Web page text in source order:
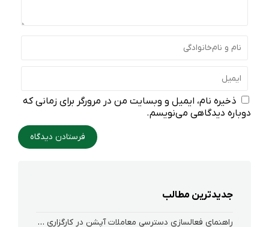
ذخیره نام، ایمیل و وبسایت من در مرورگر برای زمانی که
دوباره دیدگاهی می‌نویسم.
جدیدترین مطالب
راهنمای فعالسازی دسترسی معاملات آپشن در کارگزاری فارابی